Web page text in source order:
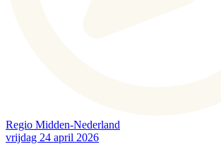
Regio Midden-Nederland
vrijdag 24 april 2026